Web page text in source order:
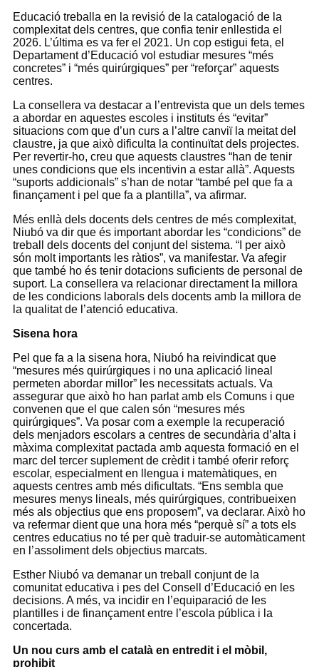
Educació treballa en la revisió de la catalogació de la
complexitat dels centres, que confia tenir enllestida el
2026. L’última es va fer el 2021. Un cop estigui feta, el
Departament d’Educació vol estudiar mesures “més
concretes” i “més quirúrgiques” per “reforçar” aquests
centres.
La consellera va destacar a l’entrevista que un dels temes
a abordar en aquestes escoles i instituts és “evitar”
situacions com que d’un curs a l’altre canviï la meitat del
claustre, ja que això dificulta la continuïtat dels projectes.
Per revertir-ho, creu que aquests claustres “han de tenir
unes condicions que els incentivin a estar allà”. Aquests
“suports addicionals” s’han de notar “també pel que fa a
finançament i pel que fa a plantilla”, va afirmar.
Més enllà dels docents dels centres de més complexitat,
Niubó va dir que és important abordar les “condicions” de
treball dels docents del conjunt del sistema. “I per això
són molt importants les ràtios”, va manifestar. Va afegir
que també ho és tenir dotacions suficients de personal de
suport. La consellera va relacionar directament la millora
de les condicions laborals dels docents amb la millora de
la qualitat de l’atenció educativa.
Sisena hora
Pel que fa a la sisena hora, Niubó ha reivindicat que
“mesures més quirúrgiques i no una aplicació lineal
permeten abordar millor” les necessitats actuals. Va
assegurar que això ho han parlat amb els Comuns i que
convenen que el que calen són “mesures més
quirúrgiques”. Va posar com a exemple la recuperació
dels menjadors escolars a centres de secundària d’alta i
màxima complexitat pactada amb aquesta formació en el
marc del tercer suplement de crèdit i també oferir reforç
escolar, especialment en llengua i matemàtiques, en
aquests centres amb més dificultats. “Ens sembla que
mesures menys lineals, més quirúrgiques, contribueixen
més als objectius que ens proposem”, va declarar. Això ho
va refermar dient que una hora més “perquè sí” a tots els
centres educatius no té per què traduir-se automàticament
en l’assoliment dels objectius marcats.
Esther Niubó va demanar un treball conjunt de la
comunitat educativa i pes del Consell d’Educació en les
decisions. A més, va incidir en l’equiparació de les
plantilles i de finançament entre l’escola pública i la
concertada.
Un nou curs amb el català en entredit i el mòbil,
prohibit